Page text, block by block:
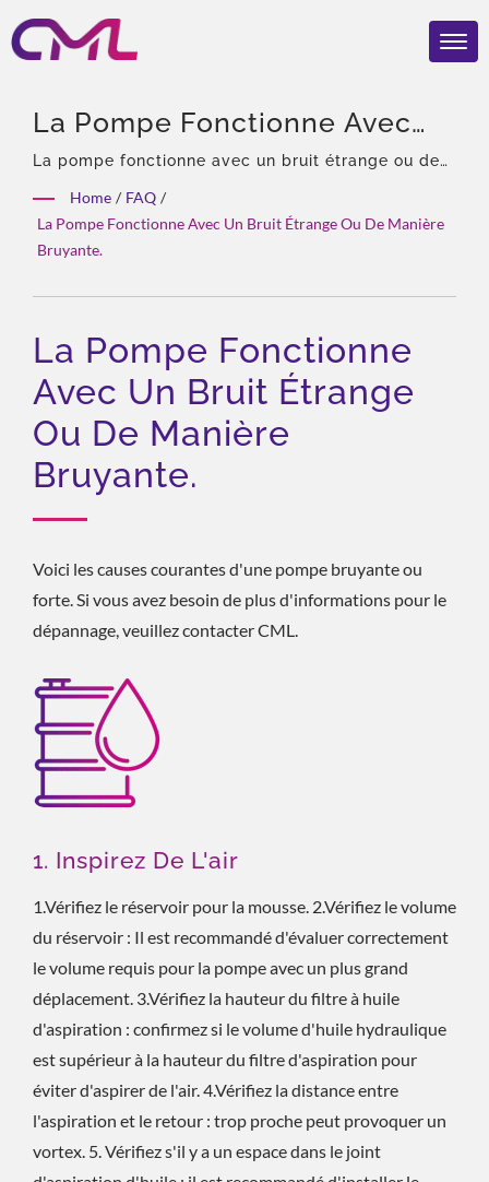
La Pompe Fonctionne Avec
Un Bruit Étrange Ou De
Manière Bruyante. | Pompes
Et Vannes Hydrauliques
Monde Entier
La pompe fonctionne avec un bruit étrange ou de
professionnel des pompes et vannes hydrauliques,
Home / FAQ /
La Pompe Fonctionne Avec Un Bruit Étrange Ou De Manière
Bruyante.
La Pompe Fonctionne
Avec Un Bruit Étrange
Ou De Manière
Bruyante.
Voici les causes courantes d'une pompe bruyante ou
forte. Si vous avez besoin de plus d'informations pour le
dépannage, veuillez contacter CML.
1. Inspirez De L'air
1.Vérifiez le réservoir pour la mousse. 2.Vérifiez le volume
du réservoir : Il est recommandé d'évaluer correctement
le volume requis pour la pompe avec un plus grand
déplacement. 3.Vérifiez la hauteur du filtre à huile
d'aspiration : confirmez si le volume d'huile hydraulique
est supérieur à la hauteur du filtre d'aspiration pour
éviter d'aspirer de l'air. 4.Vérifiez la distance entre
l'aspiration et le retour : trop proche peut provoquer un
vortex. 5. Vérifiez s'il y a un espace dans le joint